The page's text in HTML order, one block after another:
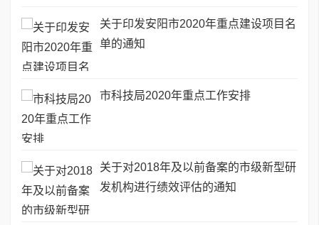
关于印发安阳市2020年重点建设项目名
单的通知
市科技局2020年重点工作安排
关于对2018年及以前备案的市级新型研
发机构进行绩效评估的通知